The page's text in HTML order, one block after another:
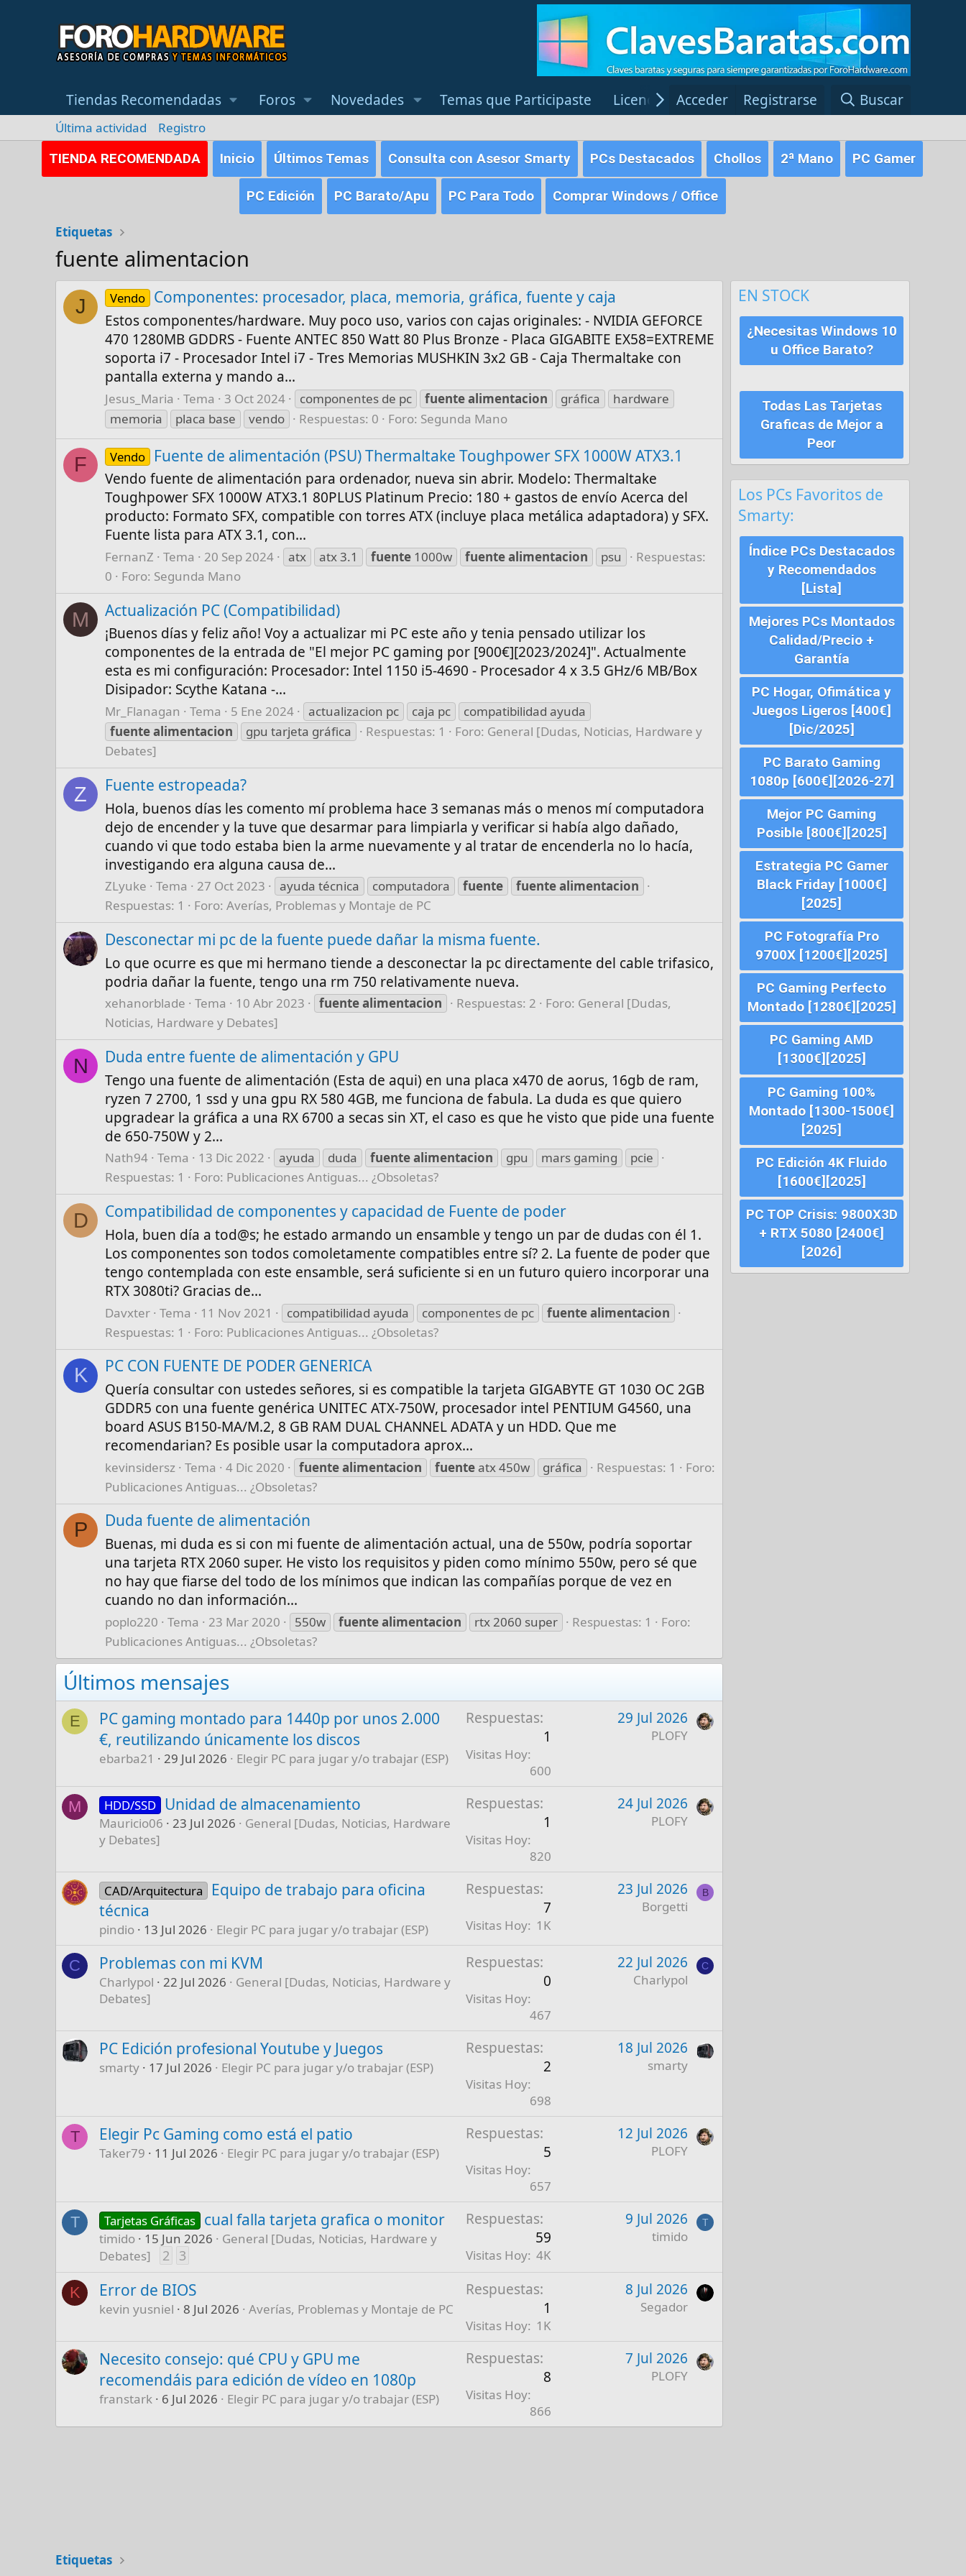
Tiendas Recomendadas Foros Novedades Temas que Participaste Licencias Windows Red Fansite.es
Acceder Registrarse Buscar
Última actividad
Registro
TIENDA RECOMENDADA
Inicio Últimos Temas Consulta con Asesor Smarty PCs Destacados Chollos 2ª Mano PC Gamer
PC Edición PC Barato/Apu PC Para Todo Comprar Windows / Office
Etiquetas
fuente alimentacion
J Vendo Componentes: procesador, placa, memoria, gráfica, fuente y caja
Estos componentes/hardware. Muy poco uso, varios con cajas originales: - NVIDIA GEFORCE
470 1280MB GDDRS - Fuente ANTEC 850 Watt 80 Plus Bronze - Placa GIGABITE EX58=EXTREME
soporta i7 - Procesador Intel i7 - Tres Memorias MUSHKIN 3x2 GB - Caja Thermaltake con
pantalla externa y mando a...
Jesus_Maria Tema 3 Oct 2024 componentes de pc fuentealimentacion gráfica
hardware
memoria
placa base vendo Respuestas: 0 Foro: Segunda Mano
F Vendo Fuente de alimentación (PSU) Thermaltake Toughpower SFX 1000W ATX3.1
Vendo fuente de alimentación para ordenador, nueva sin abrir. Modelo: Thermaltake
Toughpower SFX 1000W ATX3.1 80PLUS Platinum Precio: 180 + gastos de envío Acerca del
producto: Formato SFX, compatible con torres ATX (incluye placa metálica adaptadora) y SFX.
Fuente lista para ATX 3.1, con...
FernanZ Tema 20 Sep 2024 atx atx 3.1 fuente 1000w fuentealimentacion psu
Respuestas:
0
Foro: Segunda Mano
M Actualización PC (Compatibilidad)
¡Buenos días y feliz año! Voy a actualizar mi PC este año y tenia pensado utilizar los
componentes de la entrada de "El mejor PC gaming por [900€][2023/2024]". Actualmente
esta es mi configuración: Procesador: Intel 1150 i5-4690 - Procesador 4 x 3.5 GHz/6 MB/Box
Disipador: Scythe Katana -...
Mr_Flanagan Tema 5 Ene 2024 actualizacion pc caja pc
compatibilidad ayuda
fuentealimentacion gpu tarjeta gráfica Respuestas: 1 Foro: General [Dudas, Noticias, Hardware y
Debates]
Z Fuente estropeada?
Hola, buenos días les comento mí problema hace 3 semanas más o menos mí computadora
dejo de encender y la tuve que desarmar para limpiarla y verificar si había algo dañado,
cuando vi que todo estaba bien la arme nuevamente y al tratar de encenderla no lo hacía,
investigando era alguna causa de...
ZLyuke Tema 27 Oct 2023 ayuda técnica computadora fuente fuentealimentacion
Respuestas: 1
Foro:Averías, Problemas y Montaje de PC
Desconectar mi pc de la fuente puede dañar la misma fuente.
Lo que ocurre es que mi hermano tiende a desconectar la pc directamente del cable trifasico,
podria dañar la fuente, tengo una rm 750 relativamente nueva.
xehanorblade Tema 10 Abr 2023 fuentealimentacion Respuestas: 2 Foro: General [Dudas,
Noticias, Hardware y Debates]
N Duda entre fuente de alimentación y GPU
Tengo una fuente de alimentación (Esta de aqui) en una placa x470 de aorus, 16gb de ram,
ryzen 7 2700, 1 ssd y una gpu RX 580 4GB, me funciona de fabula. La duda es que quiero
upgradear la gráfica a una RX 6700 a secas sin XT, el caso es que he visto que pide una fuente
de 650-750W y 2...
Nath94 Tema 13 Dic 2022 ayuda duda fuentealimentacion gpu mars gaming
pcie
Respuestas: 1
Foro: Publicaciones Antiguas... ¿Obsoletas?
D Compatibilidad de componentes y capacidad de Fuente de poder
Hola, buen día a tod@s; he estado armando un ensamble y tengo un par de dudas con él 1.
Los componentes son todos comoletamente compatibles entre sí? 2. La fuente de poder que
tengo contemplada con este ensamble, será suficiente si en un futuro quiero incorporar una
RTX 3080ti? Gracias de...
Davxter Tema 11 Nov 2021 compatibilidad ayuda componentes de pc fuentealimentacion
Respuestas: 1
Foro: Publicaciones Antiguas... ¿Obsoletas?
K PC CON FUENTE DE PODER GENERICA
Quería consultar con ustedes señores, si es compatible la tarjeta GIGABYTE GT 1030 OC 2GB
GDDR5 con una fuente genérica UNITEC ATX-750W, procesador intel PENTIUM G4560, una
board ASUS B150-MA/M.2, 8 GB RAM DUAL CHANNEL ADATA y un HDD. Que me
recomendarian? Es posible usar la computadora aprox...
kevinsidersz Tema 4 Dic 2020 fuentealimentacion fuenteatx 450w gráfica Respuestas: 1
Foro:
Publicaciones Antiguas... ¿Obsoletas?
P Duda fuente de alimentación
Buenas, mi duda es si con mi fuente de alimentación actual, una de 550w, podría soportar
una tarjeta RTX 2060 super. He visto los requisitos y piden como mínimo 550w, pero sé que
no hay que fiarse del todo de los mínimos que indican las compañías porque de vez en
cuando no dan información...
poplo220 Tema 23 Mar 2020 550w fuentealimentacion rtx 2060 super Respuestas: 1
Foro:
Publicaciones Antiguas... ¿Obsoletas?
Últimos mensajes
E
PC gaming montado para 1440p por unos 2.000
€, reutilizando únicamente los discos
ebarba21 29 Jul 2026 Elegir PC para jugar y/o trabajar (ESP)
Respuestas
1
Visitas Hoy
600
29 Jul 2026
PLOFY
M HDD/SSD Unidad de almacenamiento
Mauricio06 23 Jul 2026
General [Dudas, Noticias, Hardware
y Debates]
Respuestas
1
Visitas Hoy
820
24 Jul 2026
PLOFY
CAD/Arquitectura
Equipo de trabajo para oficina
técnica
pindio 13 Jul 2026 Elegir PC para jugar y/o trabajar (ESP)
Respuestas
7
Visitas Hoy 1K
23 Jul 2026
Borgetti
B
C Problemas con mi KVM
Charlypol 22 Jul 2026
General [Dudas, Noticias, Hardware y
Debates]
Respuestas
0
Visitas Hoy
467
22 Jul 2026
Charlypol
C
PC Edición profesional Youtube y Juegos
smarty 17 Jul 2026 Elegir PC para jugar y/o trabajar (ESP)
Respuestas
2
Visitas Hoy
698
18 Jul 2026
smarty
T Elegir Pc Gaming como está el patio
Taker79 11 Jul 2026 Elegir PC para jugar y/o trabajar (ESP)
Respuestas
5
Visitas Hoy
657
12 Jul 2026
PLOFY
T Tarjetas Gráficas cual falla tarjeta grafica o monitor
timido 15 Jun 2026
General [Dudas, Noticias, Hardware y
Debates]
2 3
Respuestas
59
Visitas Hoy 4K
9 Jul 2026
timido
T
K Error de BIOS
kevin yusniel 8 Jul 2026 Averías, Problemas y Montaje de PC
Respuestas
1
Visitas Hoy 1K
8 Jul 2026
Segador
Necesito consejo: qué CPU y GPU me
recomendáis para edición de vídeo en 1080p
franstark 6 Jul 2026 Elegir PC para jugar y/o trabajar (ESP)
Respuestas
8
Visitas Hoy
866
7 Jul 2026
PLOFY
EN STOCK
¿Necesitas Windows 10
u Office Barato?
Todas Las Tarjetas
Graficas de Mejor a
Peor
Los PCs Favoritos de
Smarty:
Índice PCs Destacados
y Recomendados
[Lista]
Mejores PCs Montados
Calidad/Precio +
Garantía
PC Hogar, Ofimática y
Juegos Ligeros [400€]
[Dic/2025]
PC Barato Gaming
1080p [600€][2026-27]
Mejor PC Gaming
Posible [800€][2025]
Estrategia PC Gamer
Black Friday [1000€]
[2025]
PC Fotografía Pro
9700X [1200€][2025]
PC Gaming Perfecto
Montado [1280€][2025]
PC Gaming AMD
[1300€][2025]
PC Gaming 100%
Montado [1300-1500€]
[2025]
PC Edición 4K Fluido
[1600€][2025]
PC TOP Crisis: 9800X3D
+ RTX 5080 [2400€]
[2026]
Etiquetas